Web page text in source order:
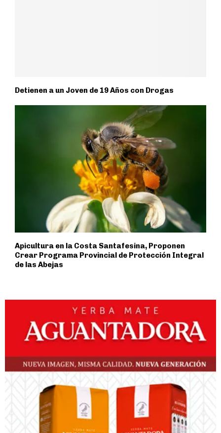
Detienen a un Joven de 19 Años con Drogas
Apicultura en la Costa Santafesina, Proponen
Crear Programa Provincial de Protección Integral
de las Abejas